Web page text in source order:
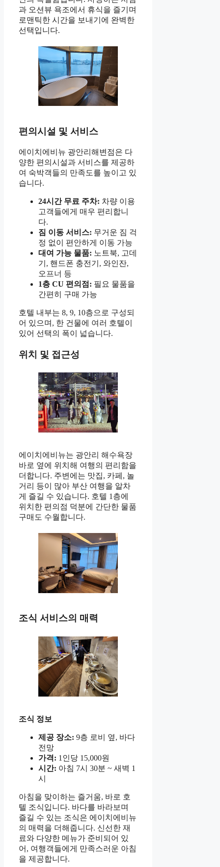
과 오션뷰 욕조에서 휴식을 즐기며
로맨틱한 시간을 보내기에 완벽한
선택입니다.
편의시설 및 서비스
에이치에비뉴 광안리해변점은 다
양한 편의시설과 서비스를 제공하
여 숙박객들의 만족도를 높이고 있
습니다.
24시간 무료 주차: 차량 이용
고객들에게 매우 편리합니
다.
짐 이동 서비스: 무거운 짐 걱
정 없이 편안하게 이동 가능
대여 가능 물품: 노트북, 고데
기, 핸드폰 충전기, 와인잔,
오프너 등
1층 CU 편의점: 필요 물품을
간편히 구매 가능
호텔 내부는 8, 9, 10층으로 구성되
어 있으며, 한 건물에 여러 호텔이
있어 선택의 폭이 넓습니다.
위치 및 접근성
에이치에비뉴는 광안리 해수욕장
바로 옆에 위치해 여행의 편리함을
더합니다. 주변에는 맛집, 카페, 놀
거리 등이 많아 부산 여행을 알차
게 즐길 수 있습니다. 호텔 1층에
위치한 편의점 덕분에 간단한 물품
구매도 수월합니다.
조식 서비스의 매력
조식 정보
제공 장소: 9층 로비 옆, 바다
전망
가격: 1인당 15,000원
시간: 아침 7시 30분 ~ 새벽 1
시
아침을 맞이하는 즐거움, 바로 호
텔 조식입니다. 바다를 바라보며
즐길 수 있는 조식은 에이치에비뉴
의 매력을 더해줍니다. 신선한 재
료와 다양한 메뉴가 준비되어 있
어, 여행객들에게 만족스러운 아침
을 제공합니다.